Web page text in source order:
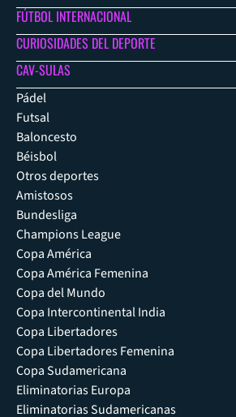
FÚTBOL INTERNACIONAL
CURIOSIDADES DEL DEPORTE
CAV-SULAS
Pádel
Futsal
Baloncesto
Béisbol
Otros deportes
Amistosos
Bundesliga
Champions League
Copa América
Copa América Femenina
Copa del Mundo
Copa Intercontinental India
Copa Libertadores
Copa Libertadores Femenina
Copa Sudamericana
Eliminatorias Europa
Eliminatorias Sudamericanas